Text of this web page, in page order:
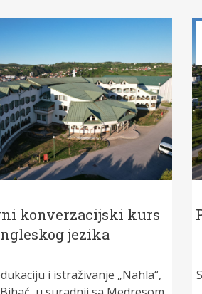
konverzacijski kurs
jezika
i istraživanje „Nahla“,